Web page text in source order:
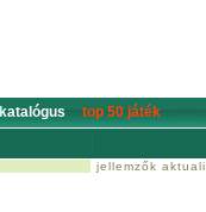
katalógus top 50 játék
jellemzők